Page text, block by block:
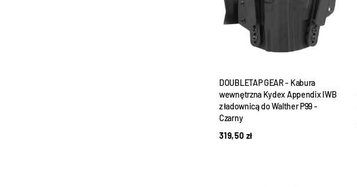
DOUBLETAP GEAR - Kabura
wewnętrzna Kydex Appendix IWB
z ładownicą do Walther P99 -
Czarny
319,50 zł